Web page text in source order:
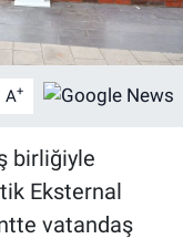
A+
birliğiyle
Eksternal
vatandaş